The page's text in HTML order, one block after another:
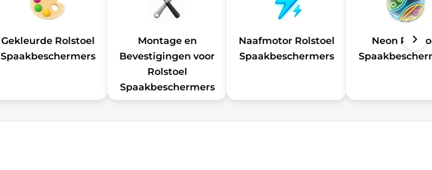
Gekleurde Rolstoel
Spaakbeschermers
Montage en
Bevestigingen voor
Rolstoel
Spaakbeschermers
Naafmotor Rolstoel
Spaakbeschermers
Neon